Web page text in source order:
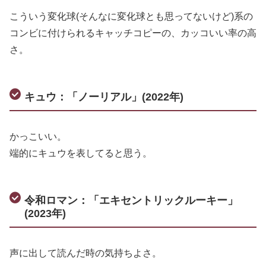
こういう変化球(そんなに変化球とも思ってないけど)系の
コンビに付けられるキャッチコピーの、カッコいい率の高
さ。
キュウ：「ノーリアル」(2022年)
かっこいい。
端的にキュウを表してると思う。
令和ロマン：「エキセントリックルーキー」
(2023年)
声に出して読んだ時の気持ちよさ。